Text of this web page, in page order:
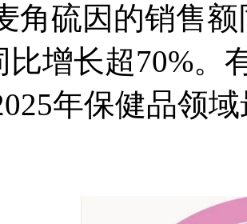
角硫因的销售
比增长超70%。
年保健品领